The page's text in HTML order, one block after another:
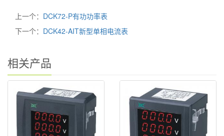
上一个： DCK72-P有功功率表
下一个： DCK42-AIT新型单相电流表
相关产品